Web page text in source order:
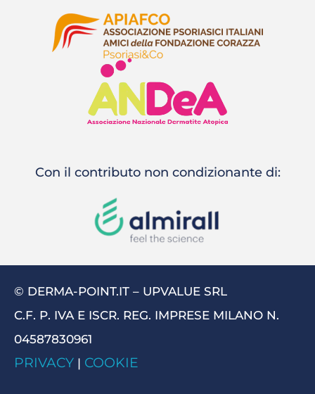
Con il contributo non condizionante di:
© DERMA-POINT.IT – UPVALUE SRL
C.F. P. IVA E ISCR. REG. IMPRESE MILANO N.
04587830961
PRIVACY | COOKIE